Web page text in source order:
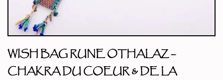
WISH BAG RUNE OTHALAZ –
CHAKRA DU COEUR & DE LA